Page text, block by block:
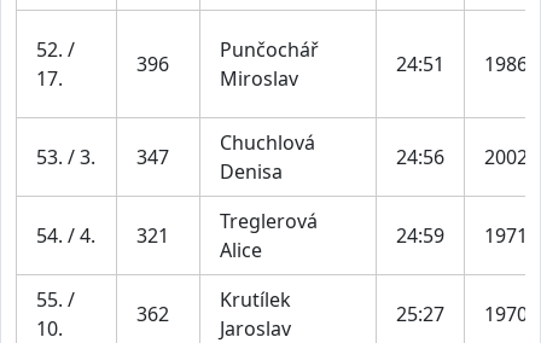
52. /
17.
396
Punčochář
Miroslav
24:51 1986
53. / 3. 347
Chuchlová
Denisa
24:56 2002
54. / 4. 321
Treglerová
Alice
24:59 1971
55. /
10.
362
Krutílek
Jaroslav
25:27 1970